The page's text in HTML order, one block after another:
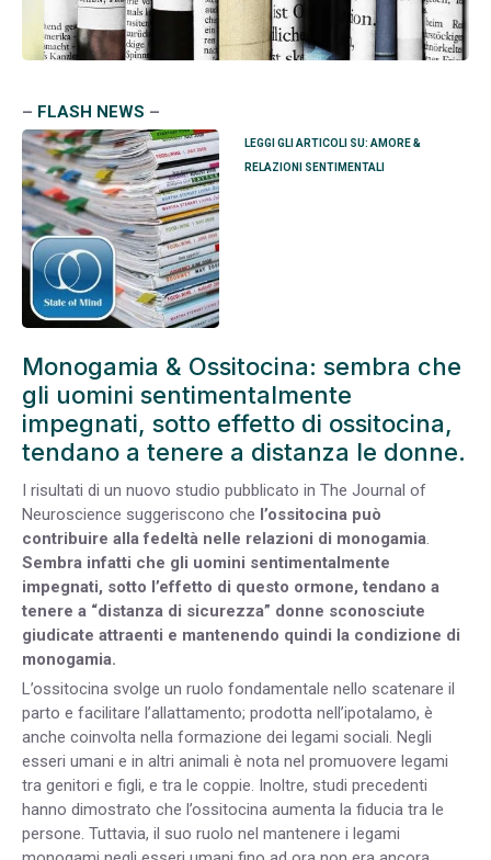
– FLASH NEWS –
LEGGI GLI ARTICOLI SU: AMORE &
RELAZIONI SENTIMENTALI
Monogamia & Ossitocina: sembra che
gli uomini sentimentalmente
impegnati, sotto effetto di ossitocina,
tendano a tenere a distanza le donne.
I risultati di un nuovo studio pubblicato in The Journal of
Neuroscience suggeriscono che l’ossitocina può
contribuire alla fedeltà nelle relazioni di monogamia.
Sembra infatti che gli uomini sentimentalmente
impegnati, sotto l’effetto di questo ormone, tendano a
tenere a “distanza di sicurezza” donne sconosciute
giudicate attraenti e mantenendo quindi la condizione di
monogamia.
L’ossitocina svolge un ruolo fondamentale nello scatenare il
parto e facilitare l’allattamento; prodotta nell’ipotalamo, è
anche coinvolta nella formazione dei legami sociali. Negli
esseri umani e in altri animali è nota nel promuovere legami
tra genitori e figli, e tra le coppie. Inoltre, studi precedenti
hanno dimostrato che l’ossitocina aumenta la fiducia tra le
persone. Tuttavia, il suo ruolo nel mantenere i legami